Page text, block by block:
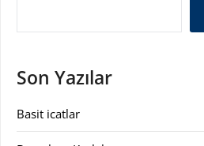
Son Yazılar
Basit icatlar